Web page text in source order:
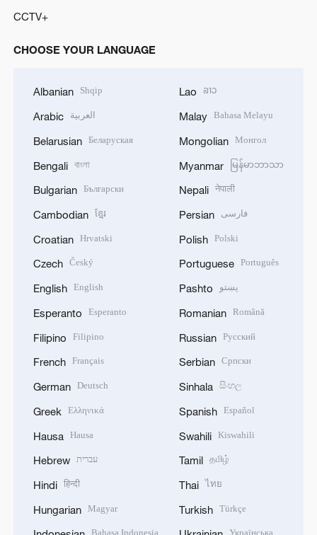
CCTV+
CHOOSE YOUR LANGUAGE
Albanian Shqip
Arabic العربية
Belarusian Беларуская
Bengali বাংলা
Bulgarian Български
Cambodian ខ្មែរ
Croatian Hrvatski
Czech Český
English English
Esperanto Esperanto
Filipino Filipino
French Français
German Deutsch
Greek Ελληνικά
Hausa Hausa
Hebrew עברית
Hindi हिन्दी
Hungarian Magyar
Lao ລາວ
Malay Bahasa Melayu
Mongolian Монгол
Myanmar မြန်မာဘာသာ
Nepali नेपाली
Persian فارسی
Polish Polski
Portuguese Português
Pashto پښتو
Romanian Română
Russian Русский
Serbian Српски
Sinhala සිංහල
Spanish Español
Swahili Kiswahili
Tamil தமிழ்
Thai ไทย
Turkish Türkçe